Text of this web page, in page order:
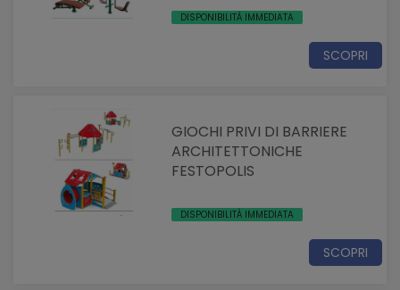
DISPONIBILITÀ IMMEDIATA
SCOPRI
GIOCHI PRIVI DI BARRIERE
ARCHITETTONICHE
FESTOPOLIS
DISPONIBILITÀ IMMEDIATA
SCOPRI